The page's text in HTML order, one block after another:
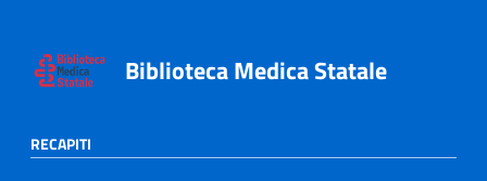
Biblioteca Medica Statale
RECAPITI